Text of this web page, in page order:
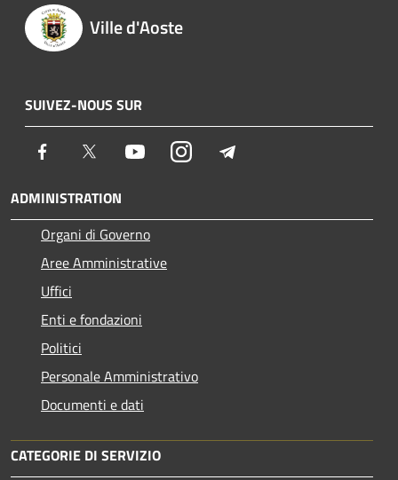
Ville d'Aoste
SUIVEZ-NOUS SUR
Facebook Twitter YoutubeInstagram
ADMINISTRATION
Organi di Governo
Aree Amministrative
Uffici
Enti e fondazioni
Politici
Personale Amministrativo
Documenti e dati
CATEGORIE DI SERVIZIO